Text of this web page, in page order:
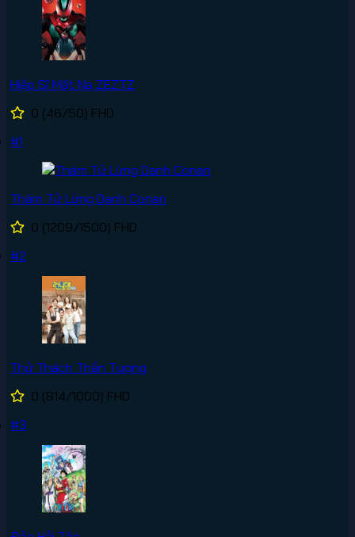
Hiệp Sĩ Mặt Nạ ZEZTZ
0 (46/50) FHD
#1
Thám Tử Lừng Danh Conan
0 (1209/1500) FHD
#2
Thử Thách Thần Tượng
0 (814/1000) FHD
#3